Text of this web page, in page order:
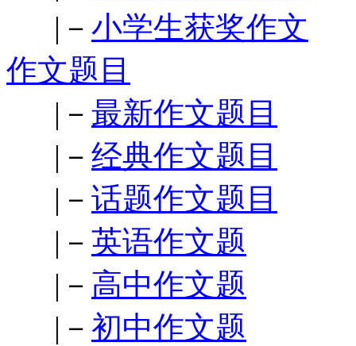
|－ 小学生获奖作文
作文题目
|－ 最新作文题目
|－ 经典作文题目
|－ 话题作文题目
|－ 英语作文题
|－ 高中作文题
|－ 初中作文题